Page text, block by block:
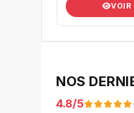
VOIR
NOS
4.8/5